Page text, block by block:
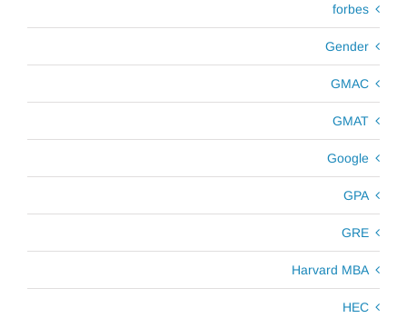
forbes
Gender
GMAC
GMAT
Google
GPA
GRE
Harvard MBA
HEC